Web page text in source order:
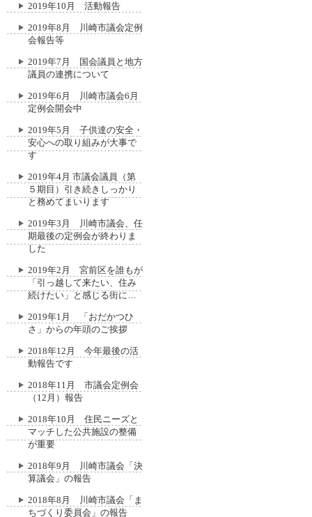
2019年10月 活動報告
2019年8月 川崎市議会定例
会報告等
2019年7月 国会議員と地方
議員の連携について
2019年6月 川崎市議会6月
定例会開会中
2019年5月 子供達の安全・
安心への取り組みが大事で
す
2019年4月 市議会議員（第
５期目）引き続きしっかり
と務めてまいります
2019年3月 川崎市議会、任
期最後の定例会が終わりま
した
2019年2月 宮前区を誰もが
「引っ越して来たい、住み
続けたい」と感じる街に…
2019年1月 「おだかつひ
さ」からの年頭のご挨拶
2018年12月 今年最後の活
動報告です
2018年11月 市議会定例会
（12月）報告
2018年10月 住民ニーズと
マッチした公共施設の整備
が重要
2018年9月 川崎市議会「決
算議会」の報告
2018年8月 川崎市議会「ま
ちづくり委員会」の報告